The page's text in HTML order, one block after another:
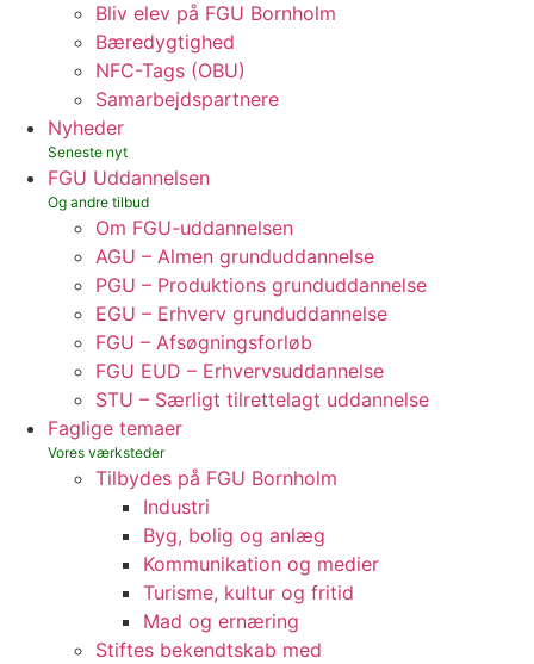
Bliv elev på FGU Bornholm
Bæredygtighed
NFC-Tags (OBU)
Samarbejdspartnere
Nyheder
FGU Uddannelsen
Om FGU-uddannelsen
AGU – Almen grunduddannelse
PGU – Produktions grunduddannelse
EGU – Erhverv grunduddannelse
FGU – Afsøgningsforløb
FGU EUD – Erhvervsuddannelse
STU – Særligt tilrettelagt uddannelse
Faglige temaer
Tilbydes på FGU Bornholm
Industri
Byg, bolig og anlæg
Kommunikation og medier
Turisme, kultur og fritid
Mad og ernæring
Stiftes bekendtskab med